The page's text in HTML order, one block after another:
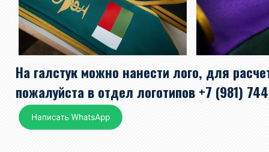
На галстук можно нанести лого, для
пожалуйста в отдел логотипов +7 (981)